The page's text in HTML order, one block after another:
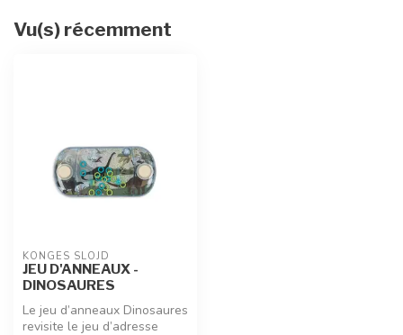
Vu(s) récemment
KONGES SLOJD
JEU D'ANNEAUX -
DINOSAURES
Le jeu d’anneaux Dinosaures
revisite le jeu d’adresse